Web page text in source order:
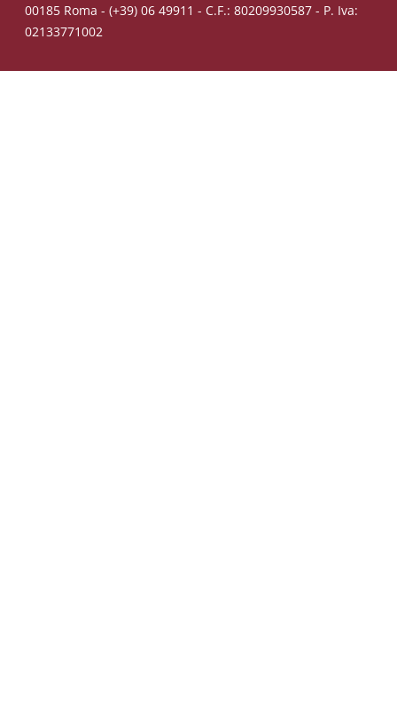
00185 Roma - (+39) 06 49911 - C.F.: 80209930587 - P. Iva:
02133771002